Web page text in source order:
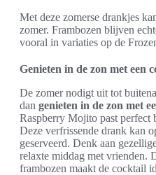
Met deze zomerse drankjes
zomer. Frambozen blijven
vooral in variaties op de
Genieten in de zon met een
De zomer nodigt uit tot
dan genieten in de zon met
Raspberry Mojito past perfect
Deze verfrissende drank kan
geserveerd. Denk aan
relaxte middag met vrienden.
frambozen maakt de cocktail